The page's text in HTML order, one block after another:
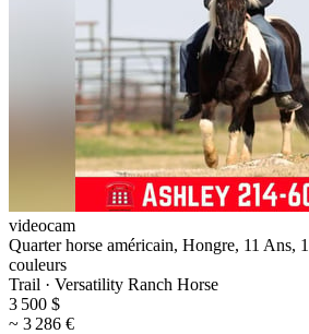
videocam
Quarter horse américain, Hongre, 11 Ans,
couleurs
Trail · Versatility Ranch Horse
3 500 $
~ 3 286 €